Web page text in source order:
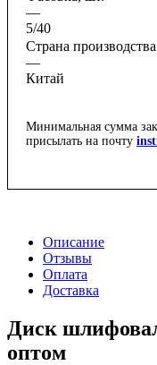
—
5/40
Страна производства
—
Китай
Минимальная сумма
присылать на почту
Описание
Отзывы
Оплата
Доставка
Диск
оптом